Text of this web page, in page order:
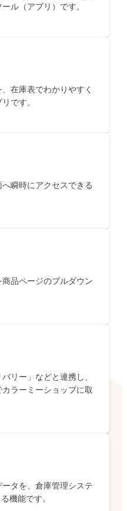
ル（アプリ）です。
在庫表でわかりやすく
です。
瞬時にアクセスできる
品ページのプルダウン
リー」などと連携し、
ラーミーショップに取
タを、倉庫管理システ
機能です。